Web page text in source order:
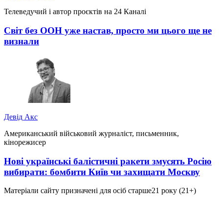
Телеведучий і автор проєктів на 24 Каналі
Світ без ООН уже настав, просто ми цього ще не
визнали
Девід Акс
Американський військовий журналіст, письменник,
кінорежисер
Нові українські балістичні ракети змусять Росію
вибирати: бомбити Київ чи захищати Москву
Матеріали сайту призначені для осіб старше21 року (21+)